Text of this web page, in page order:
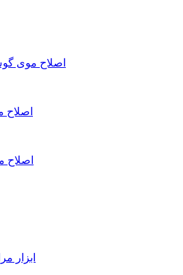
اصلاح موی
اصلاح
اصلاح
ابزار